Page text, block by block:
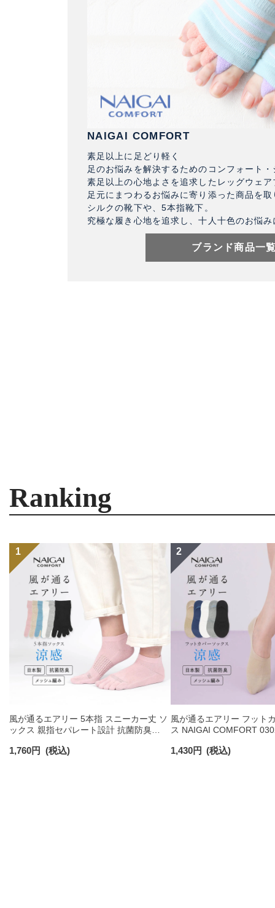
NAIGAI COMFORT
素足以上に足どり軽く
足のお悩みを解決するためのコンフォート
素足以上の心地よさを追求したレッグウェ
足元にまつわるお悩みに寄り添った商品を
シルクの靴下や、5本指靴下。
究極な履き心地を追求し、十人十色のお悩
ブランド商品一
Ranking
風が通るエアリー 5本指 スニーカー丈 ソ
ックス 親指セパレート設計 抗菌防臭
03022213
1,760円 (税込)
風が通るエアリー フット
ス NAIGAI COMFORT
1,430円 (税込)